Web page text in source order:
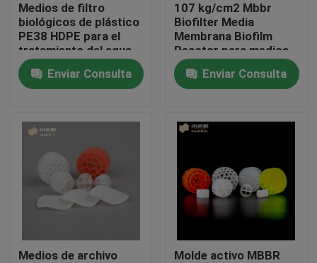
Hogar
Productos
Sobre nosotros
Viaje de la fábrica
Control de calidad
Éntrenos en contacto con
Medios de filtro
biológicos de plástico
PE38 HDPE para el
tratamiento del agua
Enviar Consulta
107 kg/cm2 Mbbr
Biofilter Media
Membrana Biofilm
Reactor para medios
biológicos
Enviar Consulta
Medios de archivo
Molde activo MBBR